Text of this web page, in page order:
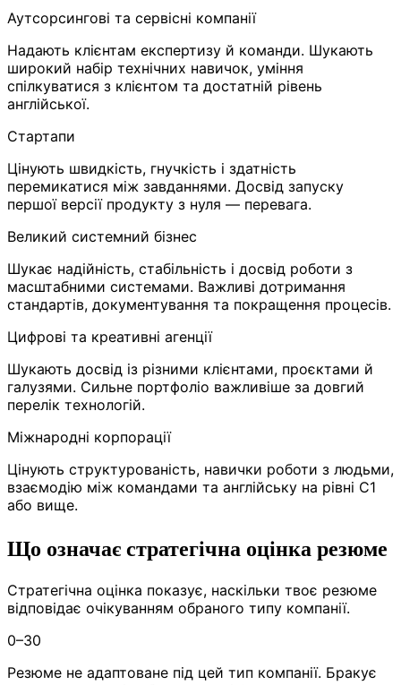
Аутсорсингові та сервісні компанії
Надають клієнтам експертизу й команди. Шукають
широкий набір технічних навичок, уміння
спілкуватися з клієнтом та достатній рівень
англійської.
Стартапи
Цінують швидкість, гнучкість і здатність
перемикатися між завданнями. Досвід запуску
першої версії продукту з нуля — перевага.
Великий системний бізнес
Шукає надійність, стабільність і досвід роботи з
масштабними системами. Важливі дотримання
стандартів, документування та покращення процесів.
Цифрові та креативні агенції
Шукають досвід із різними клієнтами, проєктами й
галузями. Сильне портфоліо важливіше за довгий
перелік технологій.
Міжнародні корпорації
Цінують структурованість, навички роботи з людьми,
взаємодію між командами та англійську на рівні C1
або вище.
Що означає стратегічна оцінка резюме
Стратегічна оцінка показує, наскільки твоє резюме
відповідає очікуванням обраного типу компанії.
0–30
Резюме не адаптоване під цей тип компанії. Бракує